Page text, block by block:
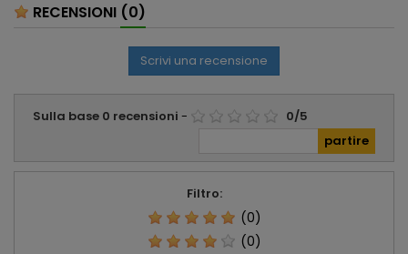
RECENSIONI (0)
Scrivi una recensione
Sulla base 0 recensioni - 0/5
Filtro:
(0)
(0)